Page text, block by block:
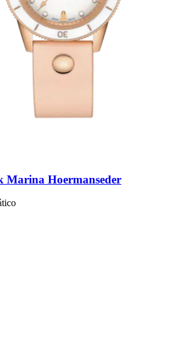
Marina Hoermanseder